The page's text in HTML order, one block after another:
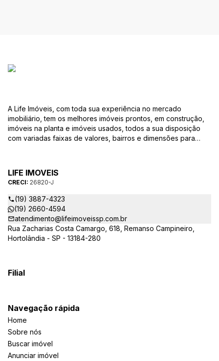
A Life Imóveis, com toda sua experiência no mercado
imobiliário, tem os melhores imóveis prontos, em construção,
imóveis na planta e imóveis usados, todos a sua disposição
com variadas faixas de valores, bairros e dimensões para
as suas dúvidas sobre casas, apartamentos, terrenos, salas
comerciais e outros produtos imobiliários.
LIFE IMOVEIS
CRECI: 26820-J
(19) 3887-4323
(19) 2660-4594
atendimento@lifeimoveissp.com.br
Rua Zacharias Costa Camargo, 618, Remanso Campineiro,
Hortolândia - SP - 13184-280
Filial
Navegação rápida
Home
Sobre nós
Buscar imóvel
Anunciar imóvel